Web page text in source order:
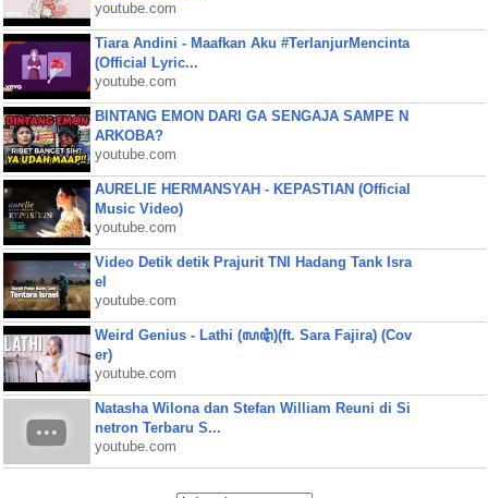
youtube.com
Tiara Andini - Maafkan Aku #TerlanjurMencinta
(Official Lyric...
youtube.com
BINTANG EMON DARI GA SENGAJA SAMPE N
ARKOBA?
youtube.com
AURELIE HERMANSYAH - KEPASTIAN (Official
Music Video)
youtube.com
Video Detik detik Prajurit TNI Hadang Tank Isra
el
youtube.com
Weird Genius - Lathi (ꦭꦛꦶ)(ft. Sara Fajira) (Cov
er)
youtube.com
Natasha Wilona dan Stefan William Reuni di Si
netron Terbaru S...
youtube.com